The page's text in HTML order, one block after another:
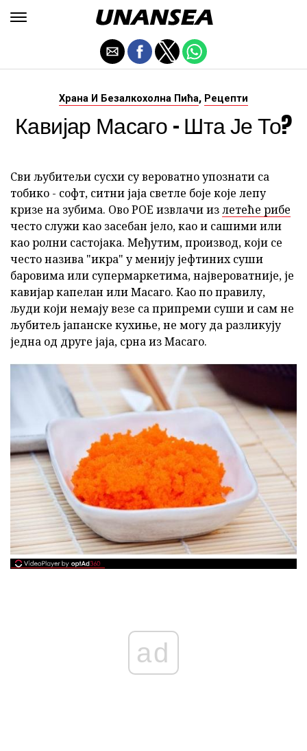
Храна И Безалкохолна Пића, Рецепти
Кавијар Масаго - Шта Је То?
Сви љубитељи сусхи су вероватно упознати са
тобико - софт, ситни јаја светле боје које лепу
кризе на зубима. Ово РОЕ извлачи излетеће рибе
често служи као засебан јело, као и сашими или
као ролни састојака. Међутим, производ, који се
често назива "икра" у менију јефтиних суши
баровима или супермаркетима, највероватније, је
кавијар капелан или Масаго. Као по правилу,
људи који немају везе са припреми суши и сам не
љубитељ јапанске кухиње, не могу да разликују
једна од друге јаја, срна из Масаго.
ad